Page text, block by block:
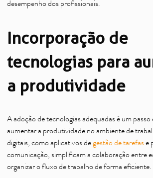
desempenho dos profissionais.
Incorporação de
tecnologias para
a produtividade
A adoção de tecnologias adequadas é um passo
aumentar a produtividade no ambiente de
digitais, como aplicativos degestão de tarefase
comunicação, simplificam a colaboração entre
organizar o fluxo de trabalho de forma eficiente.